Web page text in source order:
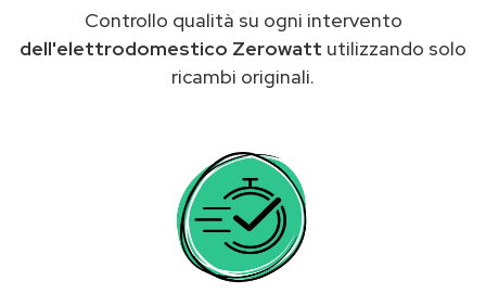
Controllo qualità su ogni intervento
dell'elettrodomestico Zerowatt utilizzando solo
ricambi originali.